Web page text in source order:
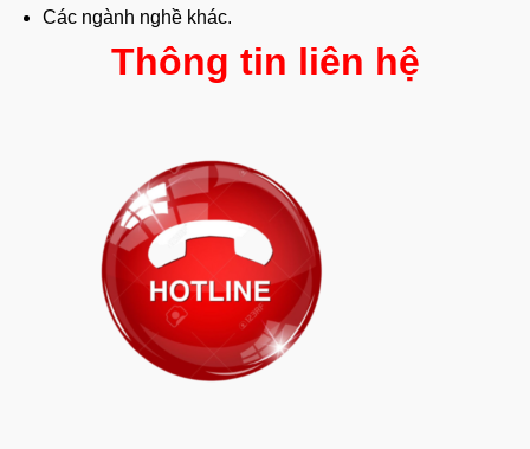
Các ngành nghề khác.
Thông tin liên hệ